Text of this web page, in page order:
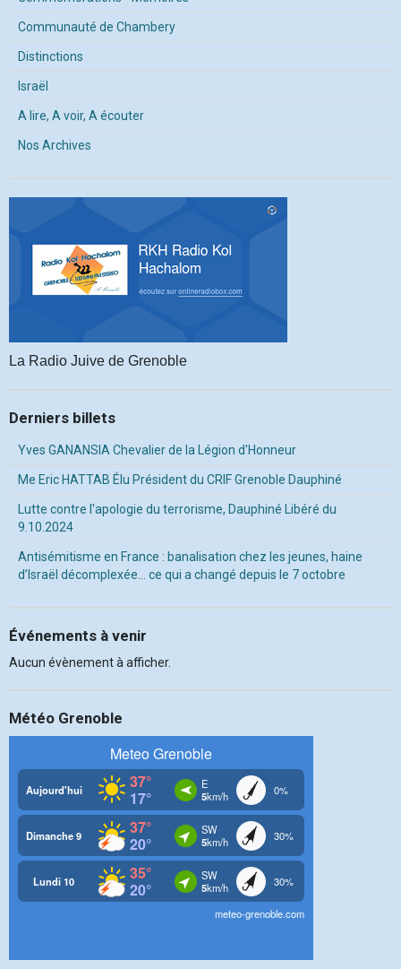
Communauté de Chambery
Distinctions
Israël
A lire, A voir, A écouter
Nos Archives
La Radio Juive de Grenoble
Derniers billets
Yves GANANSIA Chevalier de la Légion d'Honneur
Me Eric HATTAB Élu Président du CRIF Grenoble Dauphiné
Lutte contre l'apologie du terrorisme, Dauphiné Libéré du
9.10.2024
Antisémitisme en France : banalisation chez les jeunes, haine
d’Israël décomplexée… ce qui a changé depuis le 7 octobre
Événements à venir
Aucun évènement à afficher.
Météo Grenoble